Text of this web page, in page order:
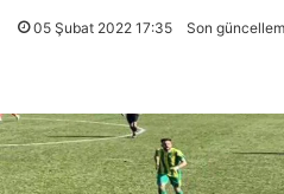
05 Şubat 2022 17:35 Son